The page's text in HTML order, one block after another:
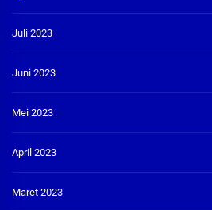
Juli 2023
Juni 2023
Mei 2023
April 2023
Maret 2023